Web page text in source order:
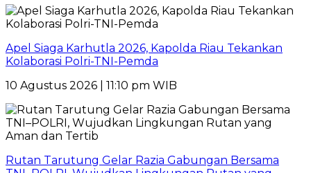
Apel Siaga Karhutla 2026, Kapolda Riau Tekankan
Kolaborasi Polri-TNI-Pemda
10 Agustus 2026 | 11:10 pm WIB
Rutan Tarutung Gelar Razia Gabungan Bersama